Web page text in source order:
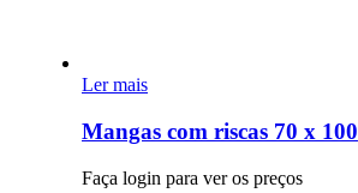
Ler mais
Mangas com riscas 70 x 100
Faça login para ver os preços